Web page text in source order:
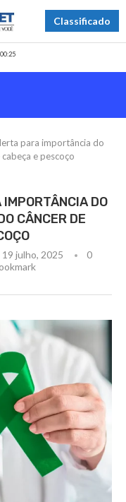
Classificado
para importância do
e pescoço
DO
CÂNCER DE
19 julho, 2025
0